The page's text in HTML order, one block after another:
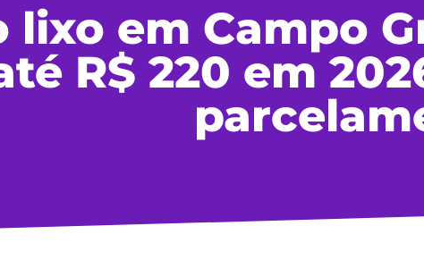
lixo em Campo
R$ 220 em